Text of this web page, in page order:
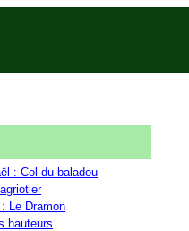
: Col du baladou
Le Dramon
hauteurs